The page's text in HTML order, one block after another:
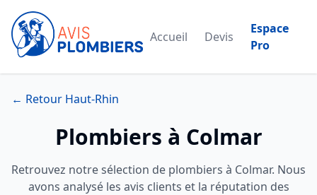
Accueil Devis
Espace
Pro
← Retour Haut-Rhin
Plombiers à Colmar
Retrouvez notre sélection de plombiers à Colmar. Nous
avons analysé les avis clients et la réputation des